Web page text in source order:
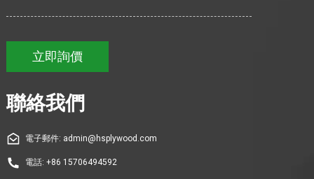
立即詢價
聯絡我們
電子郵件: admin@hsplywood.com
電話: +86 15706494592